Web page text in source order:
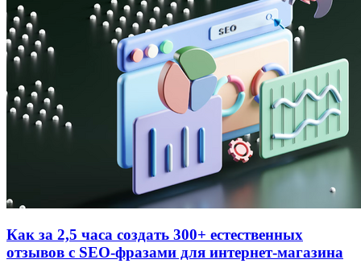
Как за 2,5 часа создать 300+ естественных
отзывов с SEO-фразами для интернет-магазина